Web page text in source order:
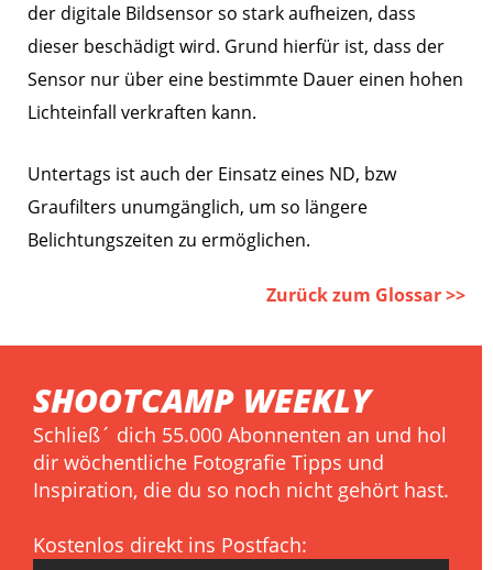
der digitale Bildsensor so stark aufheizen, dass
dieser beschädigt wird. Grund hierfür ist, dass der
Sensor nur über eine bestimmte Dauer einen hohen
Lichteinfall verkraften kann.
Untertags ist auch der Einsatz eines ND, bzw
Graufilters unumgänglich, um so längere
Belichtungszeiten zu ermöglichen.
Zurück zum Glossar >>
SHOOTCAMP WEEKLY
Schließ´ dich 55.000 Abonnenten an und hol
dir wöchentliche Fotografie Tipps und
Inspiration, die du so noch nicht gehört hast.
Kostenlos direkt ins Postfach: